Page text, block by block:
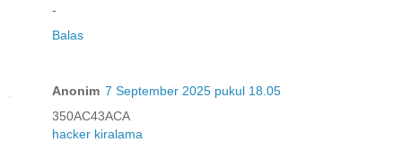
-
Balas
Anonim 7 September 2025 pukul 18.05
350AC43ACA
hacker kiralama